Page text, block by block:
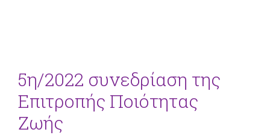
5η/2022 συνεδρίαση της
Επιτροπής Ποιότητας
Ζωής